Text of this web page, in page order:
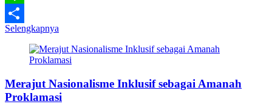
Line
Share
Selengkapnya
Merajut Nasionalisme Inklusif sebagai Amanah
Proklamasi